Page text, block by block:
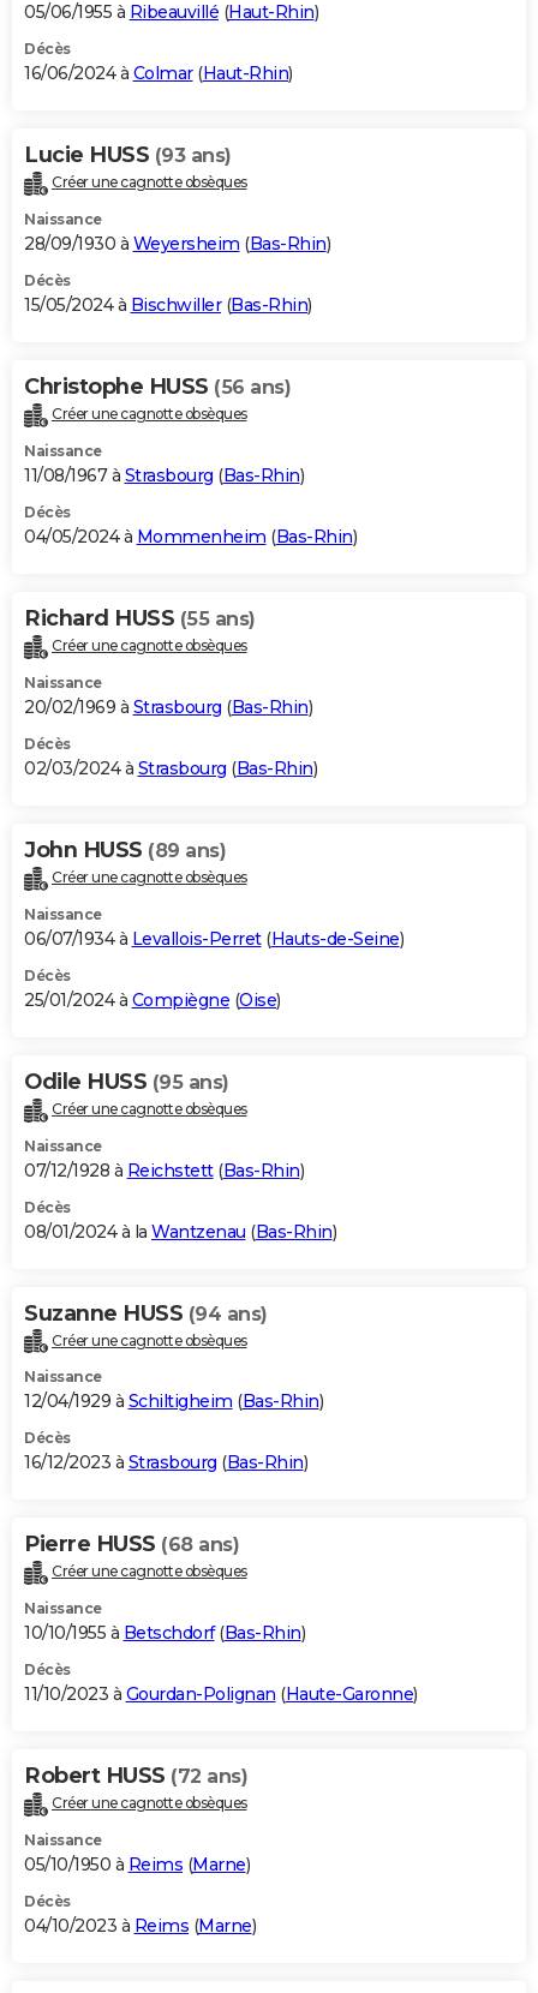
05/06/1955 à Ribeauvillé (Haut-Rhin)
Décès
16/06/2024 à Colmar(Haut-Rhin)
Lucie HUSS (93 ans)
Créer une cagnotte obsèques
Naissance
28/09/1930 à Weyersheim (Bas-Rhin)
Décès
15/05/2024 à Bischwiller(Bas-Rhin)
Christophe HUSS (56 ans)
Créer une cagnotte obsèques
Naissance
11/08/1967 à Strasbourg (Bas-Rhin)
Décès
04/05/2024 à Mommenheim (Bas-Rhin)
Richard HUSS (55 ans)
Créer une cagnotte obsèques
Naissance
20/02/1969 à Strasbourg (Bas-Rhin)
Décès
02/03/2024 à Strasbourg (Bas-Rhin)
John HUSS (89 ans)
Créer une cagnotte obsèques
Naissance
06/07/1934 à Levallois-Perret(Hauts-de-Seine)
Décès
25/01/2024 à Compiègne (Oise)
Odile HUSS (95 ans)
Créer une cagnotte obsèques
Naissance
07/12/1928 à Reichstett(Bas-Rhin)
Décès
08/01/2024 à la Wantzenau (Bas-Rhin)
Suzanne HUSS (94 ans)
Créer une cagnotte obsèques
Naissance
12/04/1929 à Schiltigheim (Bas-Rhin)
Décès
16/12/2023 à Strasbourg (Bas-Rhin)
Pierre HUSS (68 ans)
Créer une cagnotte obsèques
Naissance
10/10/1955 à Betschdorf(Bas-Rhin)
Décès
11/10/2023 à Gourdan-Polignan (Haute-Garonne)
Robert HUSS (72 ans)
Créer une cagnotte obsèques
Naissance
05/10/1950 à Reims (Marne)
Décès
04/10/2023 à Reims (Marne)